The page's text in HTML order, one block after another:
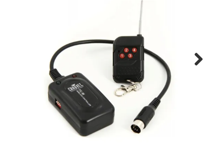
Black Box